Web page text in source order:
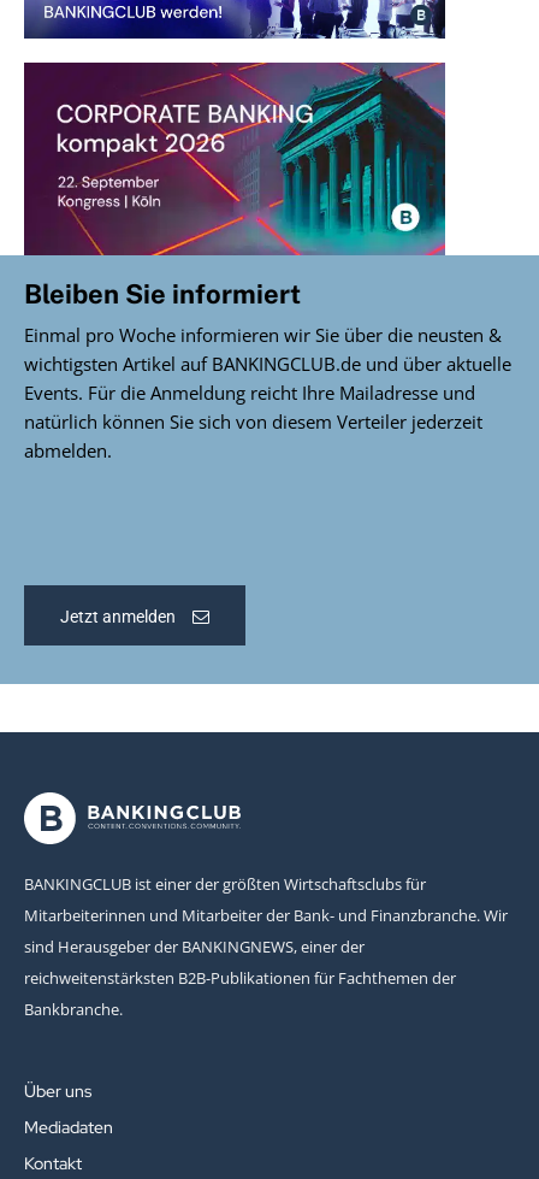
Bleiben Sie informiert
Einmal pro Woche informieren wir Sie über die neusten &
wichtigsten Artikel auf BANKINGCLUB.de und über aktuelle
Events. Für die Anmeldung reicht Ihre Mailadresse und
natürlich können Sie sich von diesem Verteiler jederzeit
abmelden.
Jetzt anmelden
BANKINGCLUB ist einer der größten Wirtschaftsclubs für
Mitarbeiterinnen und Mitarbeiter der Bank- und Finanzbranche. Wir
sind Herausgeber der BANKINGNEWS, einer der
reichweitenstärksten B2B-Publikationen für Fachthemen der
Bankbranche.
Über uns
Mediadaten
Kontakt